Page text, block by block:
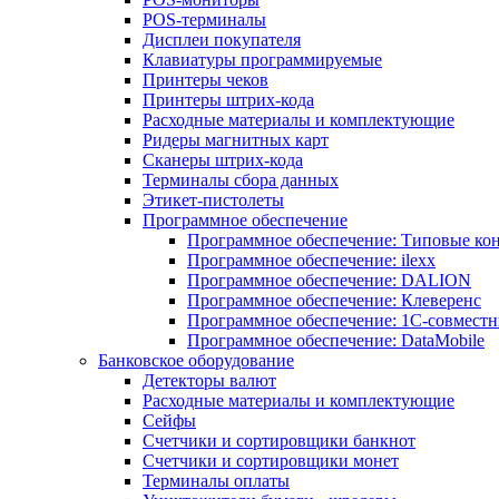
POS-терминалы
Дисплеи покупателя
Клавиатуры программируемые
Принтеры чеков
Принтеры штрих-кода
Расходные материалы и комплектующие
Ридеры магнитных карт
Сканеры штрих-кода
Терминалы сбора данных
Этикет-пистолеты
Программное обеспечение
Программное обеспечение: Типовые
Программное обеспечение: ilexx
Программное обеспечение: DALION
Программное обеспечение: Клеверенс
Программное обеспечение: 1С-
Программное обеспечение: DataMobile
Банковское оборудование
Детекторы валют
Расходные материалы и комплектующие
Сейфы
Счетчики и сортировщики банкнот
Счетчики и сортировщики монет
Терминалы оплаты